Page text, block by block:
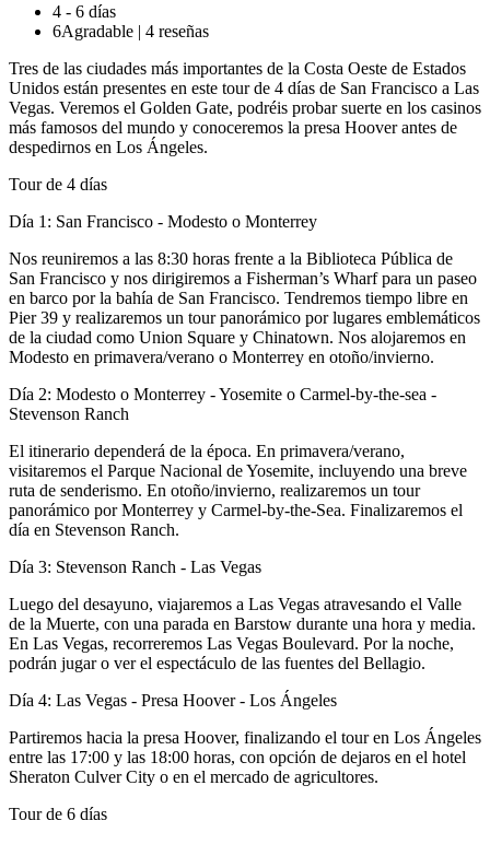
4 - 6 días
6Agradable | 4 reseñas
Tres de las ciudades más importantes de la Costa Oeste de Estados
Unidos están presentes en este tour de 4 días de San Francisco a Las
Vegas. Veremos el Golden Gate, podréis probar suerte en los casinos
más famosos del mundo y conoceremos la presa Hoover antes de
despedirnos en Los Ángeles.
Tour de 4 días
Día 1: San Francisco - Modesto o Monterrey
Nos reuniremos a las 8:30 horas frente a la Biblioteca Pública de
San Francisco y nos dirigiremos a Fisherman’s Wharf para un paseo
en barco por la bahía de San Francisco. Tendremos tiempo libre en
Pier 39 y realizaremos un tour panorámico por lugares emblemáticos
de la ciudad como Union Square y Chinatown. Nos alojaremos en
Modesto en primavera/verano o Monterrey en otoño/invierno.
Día 2: Modesto o Monterrey - Yosemite o Carmel-by-the-sea -
Stevenson Ranch
El itinerario dependerá de la época. En primavera/verano,
visitaremos el Parque Nacional de Yosemite, incluyendo una breve
ruta de senderismo. En otoño/invierno, realizaremos un tour
panorámico por Monterrey y Carmel-by-the-Sea. Finalizaremos el
día en Stevenson Ranch.
Día 3: Stevenson Ranch - Las Vegas
Luego del desayuno, viajaremos a Las Vegas atravesando el Valle
de la Muerte, con una parada en Barstow durante una hora y media.
En Las Vegas, recorreremos Las Vegas Boulevard. Por la noche,
podrán jugar o ver el espectáculo de las fuentes del Bellagio.
Día 4: Las Vegas - Presa Hoover - Los Ángeles
Partiremos hacia la presa Hoover, finalizando el tour en Los Ángeles
entre las 17:00 y las 18:00 horas, con opción de dejaros en el hotel
Sheraton Culver City o en el mercado de agricultores.
Tour de 6 días